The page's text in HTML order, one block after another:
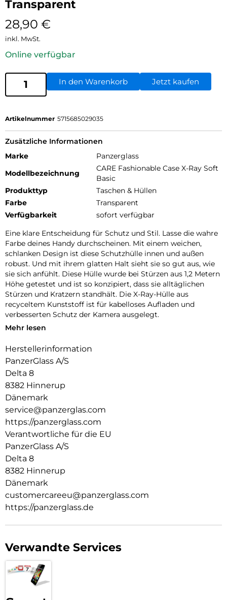
Transparent
28,90 €
inkl. MwSt.
Online verfügbar
In den Warenkorb Jetzt kaufen
Artikelnummer 5715685029035
Zusätzliche Informationen
Marke
Panzerglass
Modellbezeichnung
CARE Fashionable Case X-Ray Soft
Basic
Produkttyp
Taschen & Hüllen
Farbe
Transparent
Verfügbarkeit
sofort verfügbar
Eine klare Entscheidung für Schutz und Stil. Lasse die wahre
Farbe deines Handy durchscheinen. Mit einem weichen,
schlanken Design ist diese Schutzhülle innen und außen
robust. Und mit ihrem glatten Halt sieht sie so gut aus, wie
sie sich anfühlt. Diese Hülle wurde bei Stürzen aus 1,2 Metern
Höhe getestet und ist so konzipiert, dass sie alltäglichen
Stürzen und Kratzern standhält. Die X-Ray-Hülle aus
recyceltem Kunststoff ist für kabelloses Aufladen und
verbesserten Schutz der Kamera ausgelegt.
DARE TO CARE:
und Lifestyle-Marke, die aus den hochwertigsten Materialien
hergestellt und von Mode-, Kunst- und Musiktrends
beeinflusst wird. Wir kümmern uns um Menschen und die
Welt, in der wir leben. Wir legen Wert auf Nachhaltigkeit und
Selbstdarstellung. Wir kümmern uns um Technik und die
Lebensdauer von Technik. Verwandle dein Handy in ein
stilvoll geschütztes Accessoire. Zeig der Welt, dass du dich
um sie sorgst.
Mehr lesen
Herstellerinformation
PanzerGlass A/S
Delta 8
8382 Hinnerup
Dänemark
service@panzerglas.com
https://panzerglass.com
Verantwortliche für die EU
PanzerGlass A/S
Delta 8
8382 Hinnerup
Dänemark
customercareeu@panzerglass.com
https://panzerglass.de
Verwandte Services